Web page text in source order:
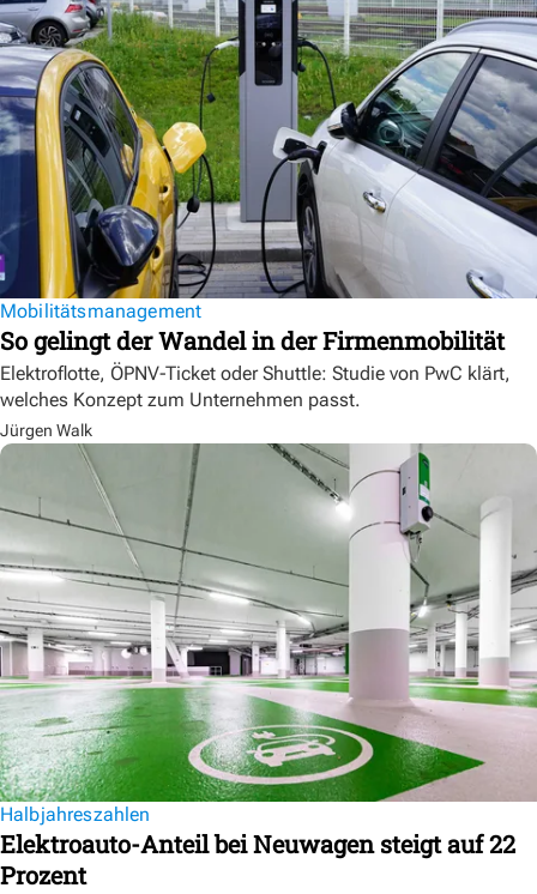
Mobilitätsmanagement
So gelingt der Wandel in der Firmenmobilität
Elektroflotte, ÖPNV-Ticket oder Shuttle: Studie von PwC klärt,
welches Konzept zum Unternehmen passt.
Jürgen Walk
Halbjahreszahlen
Elektroauto-Anteil bei Neuwagen steigt auf 22
Prozent